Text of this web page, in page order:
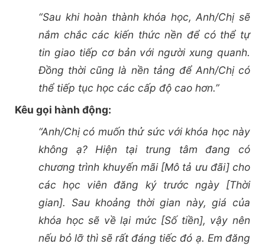
“Sau khi hoàn thành khóa học, Anh/Chị sẽ
nắm chắc các kiến thức nền để có thể tự
tin giao tiếp cơ bản với người xung quanh.
Đồng thời cũng là nền tảng để Anh/Chị có
thể tiếp tục học các cấp độ cao hơn.”
Kêu gọi hành động:
“Anh/Chị có muốn thử sức với khóa học này
không ạ? Hiện tại trung tâm đang có
chương trình khuyến mãi [Mô tả ưu đãi] cho
các học viên đăng ký trước ngày [Thời
gian]. Sau khoảng thời gian này, giá của
khóa học sẽ về lại mức [Số tiền], vậy nên
nếu bỏ lỡ thì sẽ rất đáng tiếc đó ạ. Em đăng